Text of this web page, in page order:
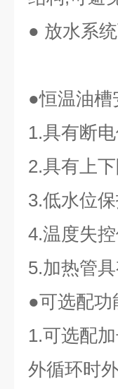
● 放水系
●恒温油槽
1.具有断
2.具有上
3.低水位
4.温度失
5.加热管
●可选配功
1.可选配
外循环时